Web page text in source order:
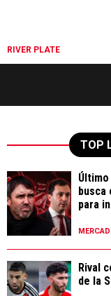
RIVER PLATE
TOP
busca
para
Rival
de la